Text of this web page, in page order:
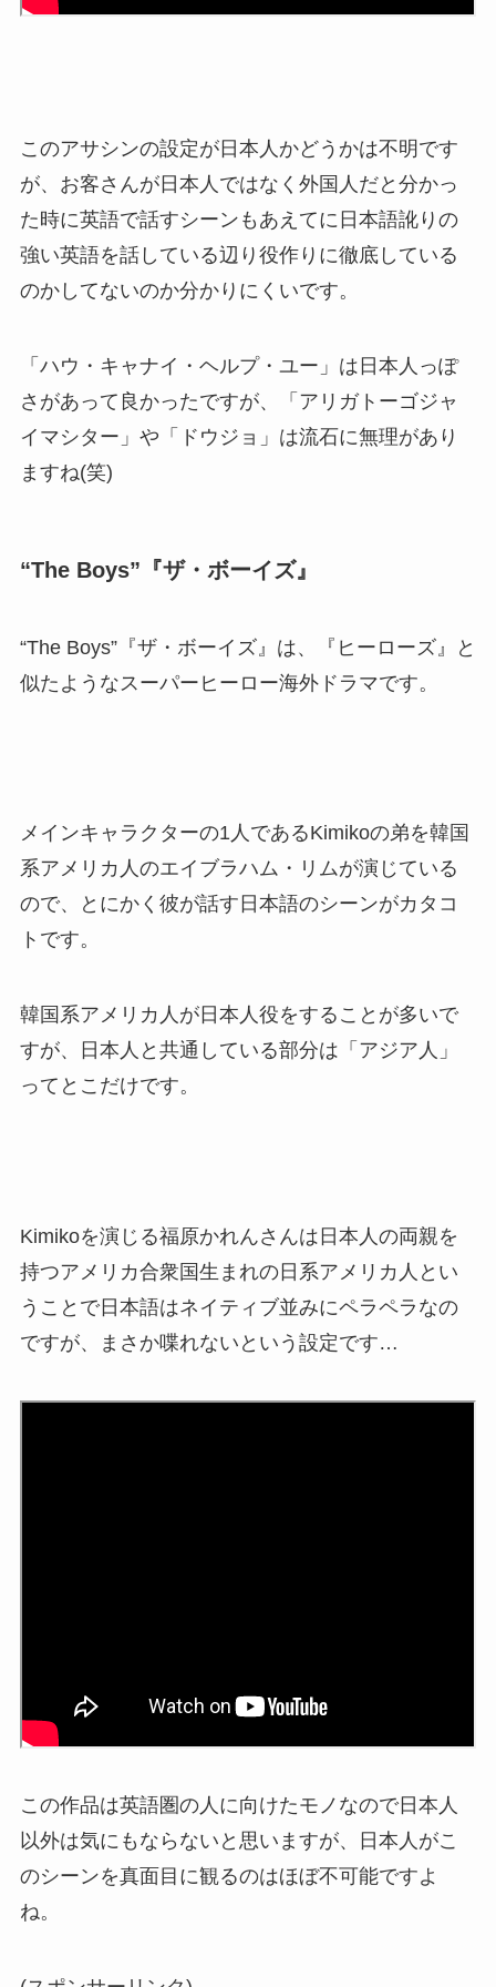
このアサシンの設定が日本人かどうかは不明です
が、お客さんが日本人ではなく外国人だと分かっ
た時に英語で話すシーンもあえてに日本語訛りの
強い英語を話している辺り役作りに徹底している
のかしてないのか分かりにくいです。
「ハウ・キャナイ・ヘルプ・ユー」は日本人っぽ
さがあって良かったですが、「アリガトーゴジャ
イマシター」や「ドウジョ」は流石に無理があり
ますね(笑)
“The Boys”『ザ・ボーイズ』
“The Boys”『ザ・ボーイズ』は、『ヒーローズ』と
似たようなスーパーヒーロー海外ドラマです。
メインキャラクターの1人であるKimikoの弟を韓国
系アメリカ人のエイブラハム・リムが演じている
ので、とにかく彼が話す日本語のシーンがカタコ
トです。
韓国系アメリカ人が日本人役をすることが多いで
すが、日本人と共通している部分は「アジア人」
ってとこだけです。
Kimikoを演じる福原かれんさんは日本人の両親を
持つアメリカ合衆国生まれの日系アメリカ人とい
うことで日本語はネイティブ並みにペラペラなの
ですが、まさか喋れないという設定です…
この作品は英語圏の人に向けたモノなので日本人
以外は気にもならないと思いますが、日本人がこ
のシーンを真面目に観るのはほぼ不可能ですよ
ね。